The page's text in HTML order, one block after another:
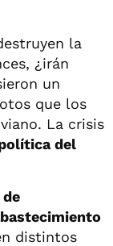
la
¿irán
un
que los
La crisis
del
distintos